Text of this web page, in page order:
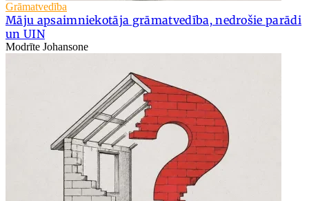
Grāmatvedība
Māju apsaimniekotāja grāmatvedība, nedrošie parādi
un UIN
Modrīte Johansone